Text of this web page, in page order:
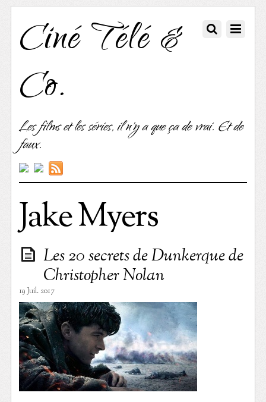
Ciné Télé &
Co.
Les films et les séries, il n'y a que ça de vrai. Et de
faux.
Jake Myers
Les 20 secrets de Dunkerque de
Christopher Nolan
19 Juil. 2017